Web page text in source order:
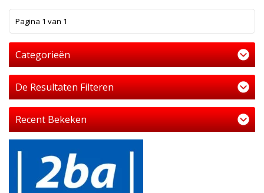
Pagina 1 van 1
Categorieën
De Resultaten Filteren
Recent Bekeken